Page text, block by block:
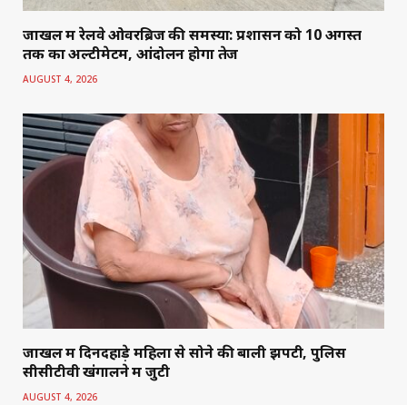
जाखल में रेलवे ओवरब्रिज की समस्या: प्रशासन को 10 अगस्त
तक का अल्टीमेटम, आंदोलन होगा तेज
AUGUST 4, 2026
जाखल में दिनदहाड़े महिला से सोने की बाली झपटी, पुलिस
सीसीटीवी खंगालने में जुटी
AUGUST 4, 2026